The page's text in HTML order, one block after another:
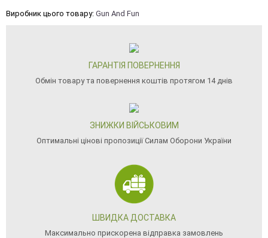
Виробник цього товару: Gun And Fun
ГАРАНТІЯ ПОВЕРНЕННЯ
Обмін товару та повернення коштів протягом 14 днів
ЗНИЖКИ ВІЙСЬКОВИМ
Оптимальні цінові пропозиції Силам Оборони України
ШВИДКА ДОСТАВКА
Максимально прискорена відправка замовлень